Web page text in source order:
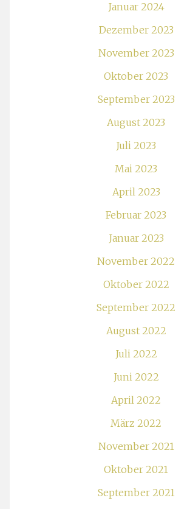
Januar 2024
Dezember 2023
November 2023
Oktober 2023
September 2023
August 2023
Juli 2023
Mai 2023
April 2023
Februar 2023
Januar 2023
November 2022
Oktober 2022
September 2022
August 2022
Juli 2022
Juni 2022
April 2022
März 2022
November 2021
Oktober 2021
September 2021